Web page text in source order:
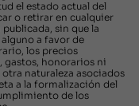
el estado actual del
o retirar en cualquier
sin que la
a favor de
los precios
gastos, honorarios ni
naturaleza asociados
a la formalización del
de los